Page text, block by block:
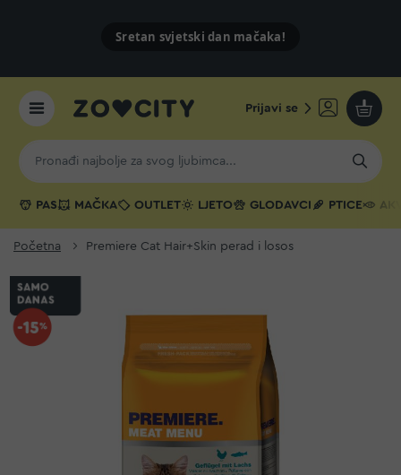
Sretan svjetski dan mačaka!
Prijavi se
Moja
PAS MAČKA OUTLET LJETO GLODAVCI PTICE
Početna Premiere Cat Hair+Skin perad i losos